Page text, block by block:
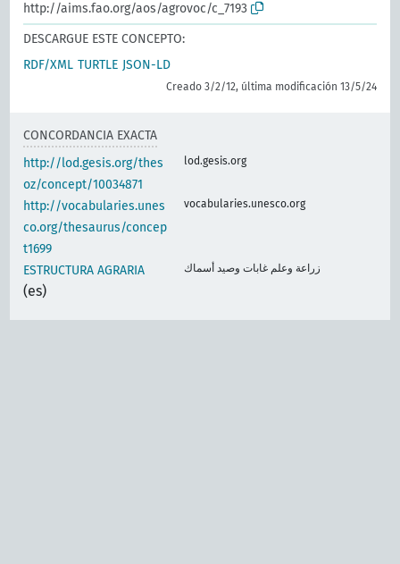
http://aims.fao.org/aos/agrovoc/c_7193
DESCARGUE ESTE CONCEPTO:
RDF/XML TURTLE JSON-LD
Creado 3/2/12, última modificación 13/5/24
CONCORDANCIA EXACTA
http://lod.gesis.org/thes
oz/concept/10034871
lod.gesis.org
http://vocabularies.unes
co.org/thesaurus/concep
t1699
vocabularies.unesco.org
ESTRUCTURA AGRARIA
(es)
زراعة وعلم غابات وصيد أسماك